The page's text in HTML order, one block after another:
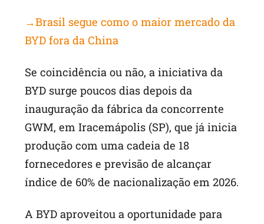
→Brasil segue como o maior mercado da
BYD fora da China
Se coincidência ou não, a iniciativa da
BYD surge poucos dias depois da
inauguração da fábrica da concorrente
GWM, em Iracemápolis (SP), que já inicia
produção com uma cadeia de 18
fornecedores e previsão de alcançar
índice de 60% de nacionalização em 2026.
A BYD aproveitou a oportunidade para